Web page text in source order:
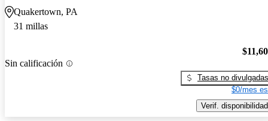
Quakertown, PA
31 millas
Sin calificación
Tasas no divulgadas
$0/mes
Verif. disponibilidad